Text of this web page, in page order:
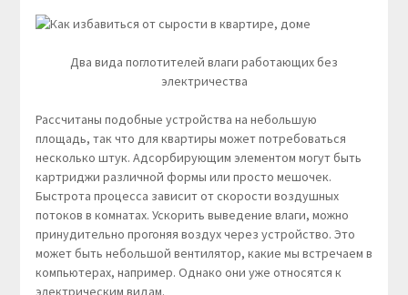
Два вида поглотителей влаги работающих без
электричества
Рассчитаны подобные устройства на небольшую
площадь, так что для квартиры может потребоваться
несколько штук. Адсорбирующим элементом могут быть
картриджи различной формы или просто мешочек.
Быстрота процесса зависит от скорости воздушных
потоков в комнатах. Ускорить выведение влаги, можно
принудительно прогоняя воздух через устройство. Это
может быть небольшой вентилятор, какие мы встречаем в
компьютерах, например. Однако они уже относятся к
электрическим видам.